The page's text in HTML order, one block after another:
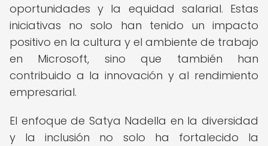
oportunidades y la equidad salarial. Estas
iniciativas no solo han tenido un impacto
positivo en la cultura y el ambiente de trabajo
en Microsoft, sino que también han
contribuido a la innovación y al rendimiento
empresarial.
El enfoque de Satya Nadella en la diversidad
y la inclusión no solo ha fortalecido la